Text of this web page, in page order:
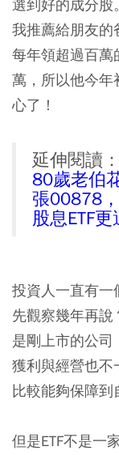
選到好的成分股。
我推薦給朋友
每年領超過百
萬，所以他今
心了！
延伸閱讀：
80歲老伯
張00878
股息ETF
投資人一直有一
先觀察幾年再說
是剛上市的公
獲利與經營也不
比較能夠保障到
但是ETF不是一